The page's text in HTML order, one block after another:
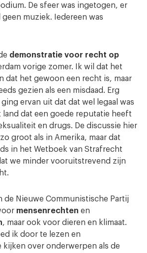
De sfeer was ingetogen, er
muziek. Iedereen was
demonstratie voor recht op
vorige zomer. Ik wil dat het
dat het gewoon een recht is, maar
gezien als een misdaad. Erg
ervan uit dat dat wel legaal was
land dat een goede reputatie heeft
en drugs. De discussie hier
groot als in Amerika, maar dat
in het Wetboek van Strafrecht
we minder vooruitstrevend zijn
de Nieuwe Communistische Partij
mensenrechten en
, maar ook voor dieren en klimaat.
ik door te lezen en
kijken over onderwerpen als de